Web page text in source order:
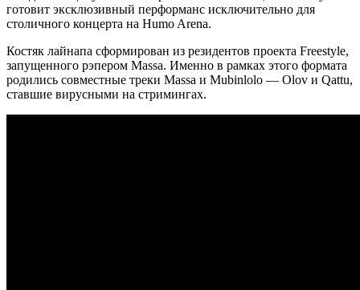
готовит эксклюзивный перформанс исключительно для
столичного концерта на Humo Arena.
Костяк лайнапа сформирован из резидентов проекта Freestyle,
запущенного рэпером Massa. Именно в рамках этого формата
родились совместные треки Massa и Mubinlolo — Olov и Qattu,
ставшие вирусными на стримингах.